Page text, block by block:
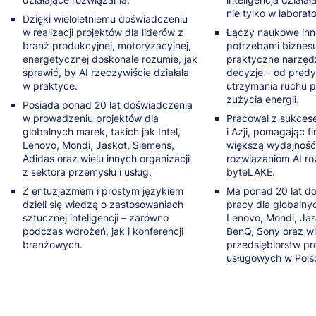
Wizualizacja na hali produkcyjnej (Visual
Management):
Tablice wyników, wykresy, instrukcje wizualne.
Jak skutecznie wykorzystać wizualizację do
poprawy jakości i efektywności.
3. Rola lidera w zapewnianiu jakości
Kontrola jakości na linii:
Role i odpowiedzialności pracowników
produkcyjnych w kontroli jakości.
Systemy samokontroli i kontroli wzajemnej.
Identyfikacja niedowykorzystania zasobów.
Wykrywanie nadmiernego zaangażowania w
czynności niewartościowe.
Analiza rozkładu obciążenia w czasie.
2. Udział czynności w czasie (Time Structure
Analysis)
Struktura czasu pracy:
Udział procentowy czynności VA / BVA / NVA.
Analiza rozkładu aktywności w przekroju
godzinowym.
Identyfikacja koncentracji określonych
czynności w czasie.
Ten blok koncentruje się na pracy z problemami
operacyjnymi w sposób strukturalny i oparty na
przyczynach źródłowych.
Uczestnicy:
poznają skuteczne metody rozwiązywania
problemów
uczą się odróżniać objawy od przyczyn
rozwijają umiejętność logicznego rozbijania
problemu na elementy
AI wspiera:
Spatial computing w hali produkcyjnej
Rozpoznawanie elementów maszyn
Integracja AI z systemami XR
5. Projekt koncepcyjny AI + XR (1 h 30 min)
Opracowanie scenariusza szkolenia XR dla
wybranego procesu
Uwzględnienie aspektów BHP i analizy ryzyka
Wstępna ocena korzyści wdrożeniowych
6. Kierunki rozwoju (45 min)
Digital Twin
Dzięki wieloletniemu doświadczeniu
w realizacji projektów dla liderów z
branż produkcyjnej, motoryzacyjnej,
energetycznej doskonale rozumie, jak
sprawić, by AI rzeczywiście działała
w praktyce.
Posiada ponad 20 lat doświadczenia
w prowadzeniu projektów dla
globalnych marek, takich jak Intel,
Lenovo, Mondi, Jaskot, Siemens,
Adidas oraz wielu innych organizacji
z sektora przemysłu i usług.
Z entuzjazmem i prostym językiem
dzieli się wiedzą o zastosowaniach
sztucznej inteligencji – zarówno
podczas wdrożeń, jak i konferencji
branżowych.
nie tylko w
Łączy naukowe
potrzebami
praktyczne
decyzje – od
utrzymania ruchu
zużycia energii.
Pracował z
i Azji, pomagając
większą
rozwiązaniom AI
byteLAKE.
Ma ponad 20 lat
pracy dla
Lenovo, Mondi,
BenQ, Sony oraz
przedsiębiorstw
usługowych w